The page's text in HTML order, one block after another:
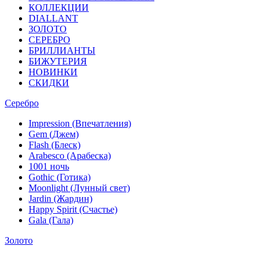
КОЛЛЕКЦИИ
DIALLANT
ЗОЛОТО
СЕРЕБРО
БРИЛЛИАНТЫ
БИЖУТЕРИЯ
НОВИНКИ
СКИДКИ
Серебро
Impression (Впечатления)
Gem (Джем)
Flash (Блеск)
Arabesco (Арабеска)
1001 ночь
Gothic (Готика)
Moonlight (Лунный свет)
Jardin (Жардин)
Happy Spirit (Счастье)
Gala (Гала)
Золото